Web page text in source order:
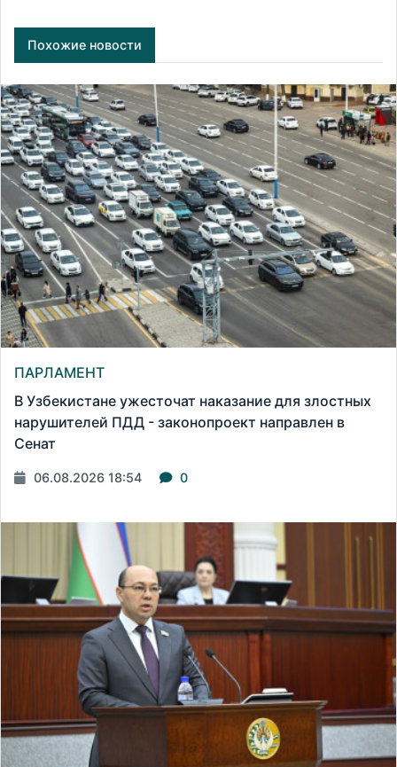
Похожие новости
ПАРЛАМЕНТ
В Узбекистане ужесточат наказание для злостных
нарушителей ПДД - законопроект направлен в
Сенат
06.08.2026 18:54 0